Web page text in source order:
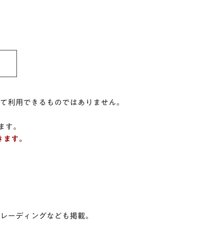
利用できるものではありません。
す。
す。
ーディングなども掲載。